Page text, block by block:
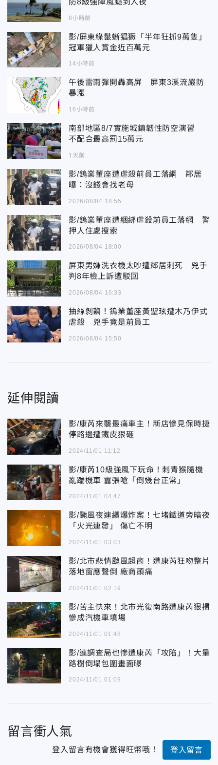
8小時前
影/屏東綠鬣蜥猖獗「半年狂抓9萬隻」
冠軍獵人賞金近百萬元
14小時前
午後雷雨彈開轟高屏 屏東3溪流嚴防
暴漲
16小時前
南部地區8/7實施城鎮韌性防空演習
不配合最高罰15萬元
1天前
影/鎢業董座遭虐殺前員工落網 鄰居
曝：沒錢會找老母
2026/08/04 18:55
影/鎢業董座遭綑綁虐殺前員工落網 警
押人住處搜索
2026/08/04 18:00
屏東男嫌洗衣機太吵遭鄰居刺死 兇手
判8年檢上訴遭駁回
2026/08/04 16:33
抽絲剝繭！鎢業董座黃聖玹遭木乃伊式
虐殺 兇手竟是前員工
2026/08/04 15:50
延伸閱讀
影/康芮來襲最痛車主！新店慘見保時捷
停路邊遭鐵皮狠砸
2024/11/01 11:12
影/康芮10級強風下玩命！刺青猴隨機
亂踹機車 囂張嗆「倒幾台正常」
2024/11/01 04:47
影/颱風夜連續爆炸案！七堵鐵道旁暗夜
「火光連發」 傷亡不明
2024/11/01 03:03
影/北市悲情颱風超商！遭康芮狂吻整片
落地窗應聲倒 廠商頭痛
2024/11/01 02:19
影/苦主快來！北市光復南路遭康芮狠掃
慘成汽機車墳場
2024/11/01 01:48
影/連調查局也慘遭康芮「攻陷」！大量
路樹倒塌包圍畫面曝
2024/11/01 01:09
留言衝人氣
登入留言有機會獲得旺幣哦！ 登入留言